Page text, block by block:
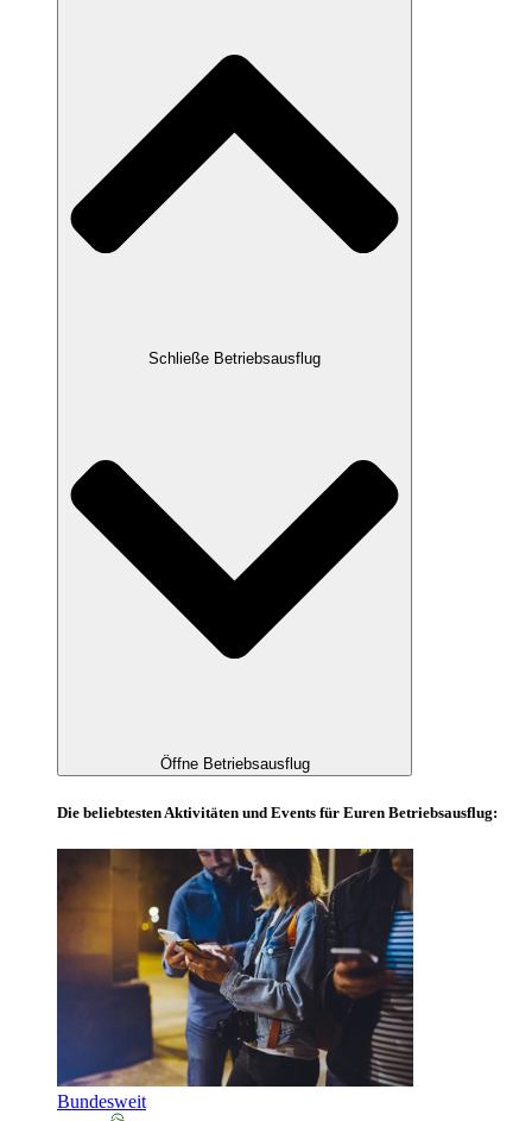
Schließe Betriebsausflug
Öffne Betriebsausflug
Die beliebtesten Aktivitäten und Events für Euren Betriebsausflug:
Bundesweit